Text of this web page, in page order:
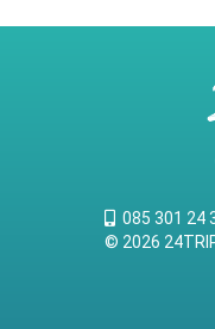
085 301 24
© 2026